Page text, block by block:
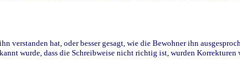
hat, oder besser gesagt, wie die Bewohner ihn
wurde, dass die Schreibweise nicht richtig ist, wurden Korrekturen